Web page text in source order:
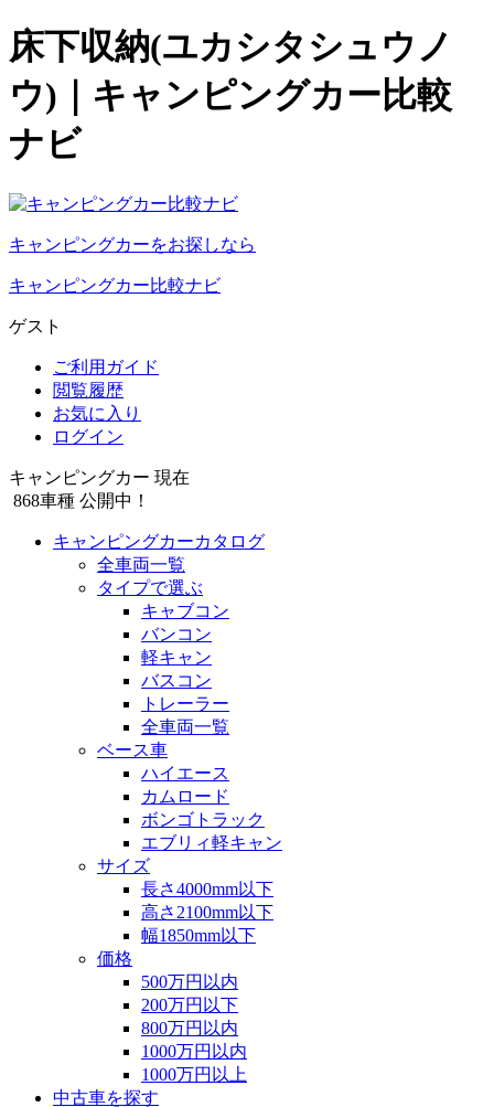
床下収納(ユカシタシュウノ
ウ)｜キャンピングカー比較
ナビ
キャンピングカーをお探しなら
キャンピングカー比較ナビ
ゲスト
ご利用ガイド
閲覧履歴
お気に入り
ログイン
キャンピングカー 現在
868車種 公開中！
キャンピングカーカタログ
全車両一覧
タイプで選ぶ
キャブコン
バンコン
軽キャン
バスコン
トレーラー
全車両一覧
ベース車
ハイエース
カムロード
ボンゴトラック
エブリィ軽キャン
サイズ
長さ4000mm以下
高さ2100mm以下
幅1850mm以下
価格
500万円以内
200万円以下
800万円以内
1000万円以内
1000万円以上
中古車を探す